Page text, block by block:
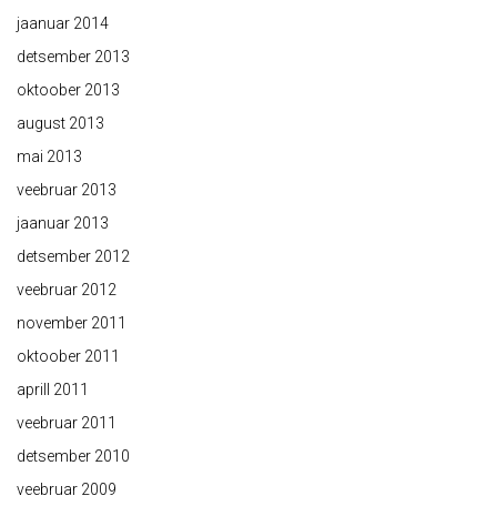
jaanuar 2014
detsember 2013
oktoober 2013
august 2013
mai 2013
veebruar 2013
jaanuar 2013
detsember 2012
veebruar 2012
november 2011
oktoober 2011
aprill 2011
veebruar 2011
detsember 2010
veebruar 2009